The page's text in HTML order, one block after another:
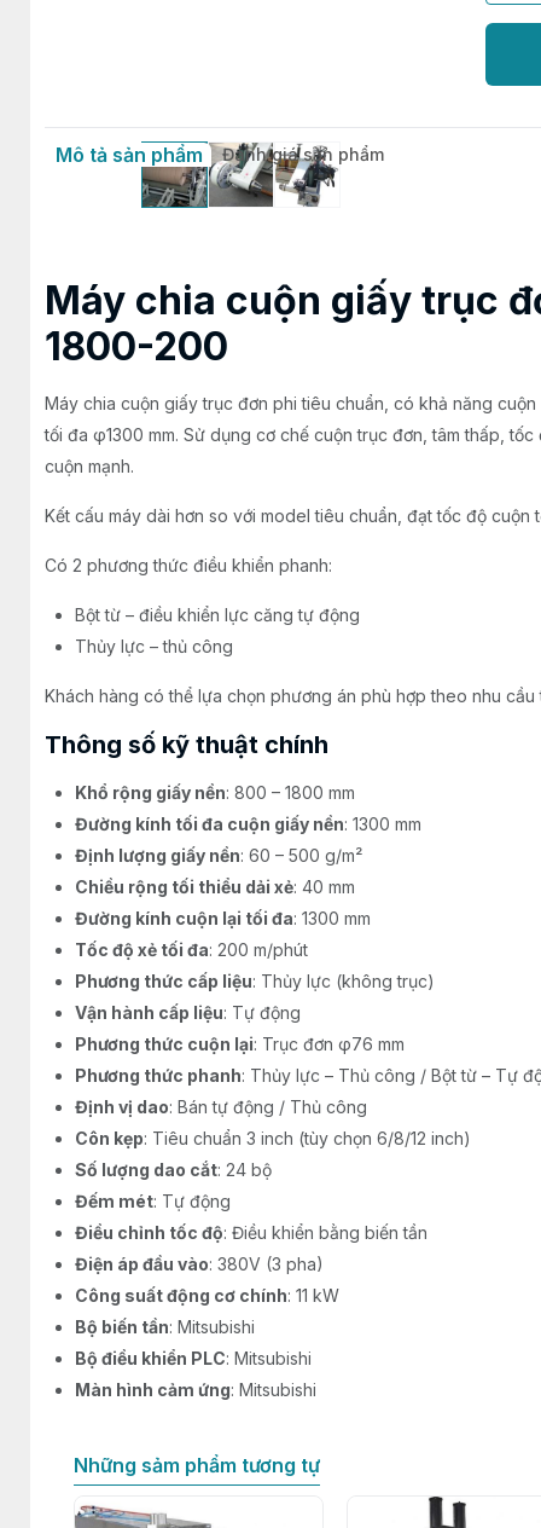
Mô tả sản phẩm Đánh giá sản phẩm
Máy chia cuộn giấy trục
1800-200
Máy chia cuộn giấy trục đơn phi tiêu chuẩn, có khả năng
tối đa φ1300 mm. Sử dụng cơ chế cuộn trục đơn, tâm thấp,
cuộn mạnh.
Kết cấu máy dài hơn so với model tiêu chuẩn, đạt tốc độ cuộn
Có 2 phương thức điều khiển phanh:
Bột từ – điều khiển lực căng tự động
Thủy lực – thủ công
Khách hàng có thể lựa chọn phương án phù hợp theo nhu cầu
Thông số kỹ thuật chính
Khổ rộng giấy nền: 800 – 1800 mm
Đường kính tối đa cuộn giấy nền: 1300 mm
Định lượng giấy nền: 60 – 500 g/m²
Chiều rộng tối thiểu dải xẻ: 40 mm
Đường kính cuộn lại tối đa: 1300 mm
Tốc độ xẻ tối đa: 200 m/phút
Phương thức cấp liệu: Thủy lực (không trục)
Vận hành cấp liệu: Tự động
Phương thức cuộn lại: Trục đơn φ76 mm
Phương thức phanh: Thủy lực – Thủ công / Bột từ – Tự
Định vị dao: Bán tự động / Thủ công
Côn kẹp: Tiêu chuẩn 3 inch (tùy chọn 6/8/12 inch)
Số lượng dao cắt: 24 bộ
Đếm mét: Tự động
Điều chỉnh tốc độ: Điều khiển bằng biến tần
Điện áp đầu vào: 380V (3 pha)
Công suất động cơ chính: 11 kW
Bộ biến tần: Mitsubishi
Bộ điều khiển PLC: Mitsubishi
Màn hình cảm ứng: Mitsubishi
Những sảm phẩm tương tự